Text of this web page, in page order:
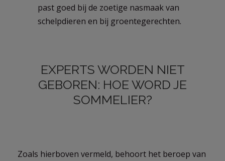
past goed bij de zoetige nasmaak van
schelpdieren en bij groentegerechten.
EXPERTS WORDEN NIET
GEBOREN: HOE WORD JE
SOMMELIER?
Zoals hierboven vermeld, behoort het beroep van